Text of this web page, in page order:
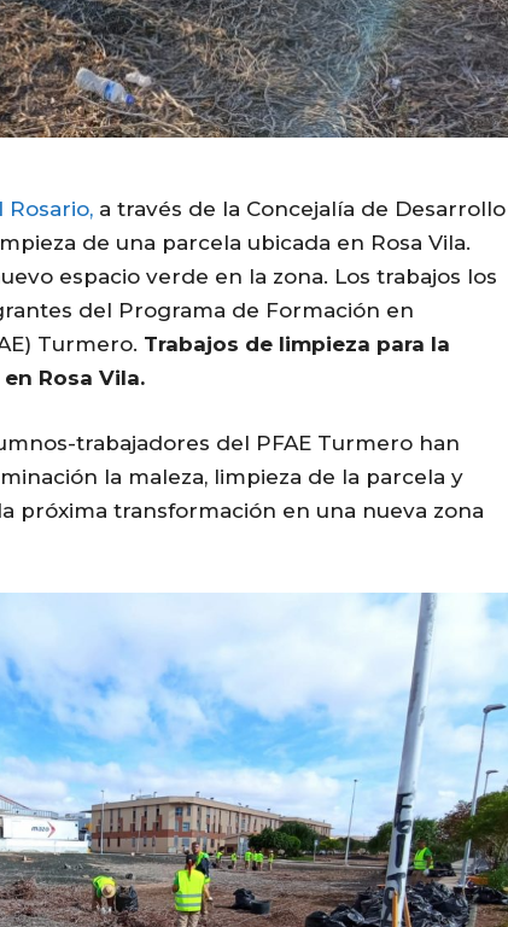
a través de la Concejalía de Desarrollo
de una parcela ubicada en Rosa Vila.
espacio verde en la zona. Los trabajos los
del Programa de Formación en
Turmero. Trabajos de limpieza para la
Rosa Vila.
trabajadores del PFAE Turmero han
la maleza, limpieza de la parcela y
próxima transformación en una nueva zona